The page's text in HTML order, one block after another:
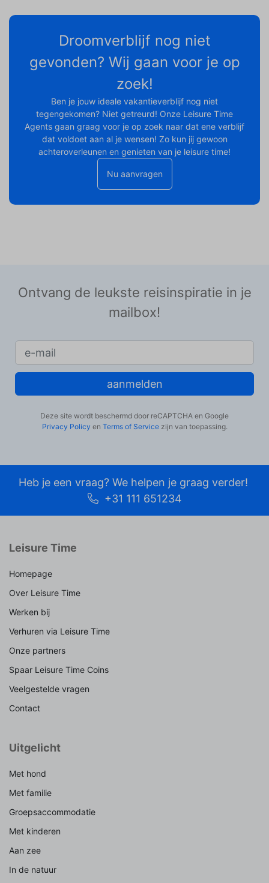
Droomverblijf nog niet
gevonden? Wij gaan voor je op
zoek!
Ben je jouw ideale vakantieverblijf nog niet
tegengekomen? Niet getreurd! Onze Leisure Time
Agents gaan graag voor je op zoek naar dat ene verblijf
dat voldoet aan al je wensen! Zo kun jij gewoon
achteroverleunen en genieten van je leisure time!
Nu aanvragen
Ontvang de leukste reisinspiratie in je
mailbox!
aanmelden
Deze site wordt beschermd door reCAPTCHA en Google
Privacy Policy en Terms of Servicezijn van toepassing.
Heb je een vraag? We helpen je graag verder!
+31 111 651234
Leisure Time
Homepage
Over Leisure Time
Werken bij
Verhuren via Leisure Time
Onze partners
Spaar Leisure Time Coins
Veelgestelde vragen
Contact
Uitgelicht
Met hond
Met familie
Groepsaccommodatie
Met kinderen
Aan zee
In de natuur